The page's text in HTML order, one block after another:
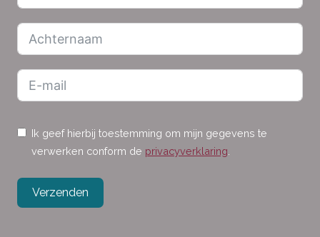
Ik geef hierbij toestemming om mijn gegevens te
verwerken conform de privacyverklaring
Verzenden